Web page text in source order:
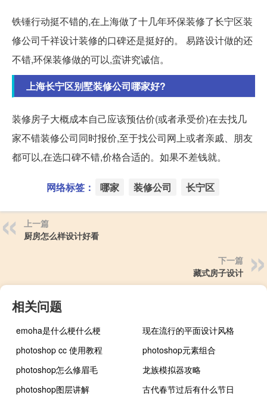
铁锤行动挺不错的,在上海做了十几年环保装修了长宁区装
修公司千祥设计装修的口碑还是挺好的。 易路设计做的还
不错,环保装修做的可以,蛮讲究诚信。
上海长宁区别墅装修公司哪家好?
装修房子大概成本自己应该预估价(或者承受价)在去找几
家不错装修公司同时报价,至于找公司网上或者亲戚、朋友
都可以,在选口碑不错,价格合适的。如果不差钱就。
网络标签： 哪家 装修公司 长宁区
上一篇
厨房怎么样设计好看
下一篇
藏式房子设计
相关问题
emoha是什么梗什么梗
现在流行的平面设计风格
photoshop cc 使用教程
photoshop元素组合
photoshop怎么修眉毛
龙族模拟器攻略
photoshop图层讲解
古代春节过后有什么节日